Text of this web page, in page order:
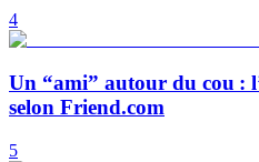
4
Un “ami” autour du cou :
selon Friend.com
5